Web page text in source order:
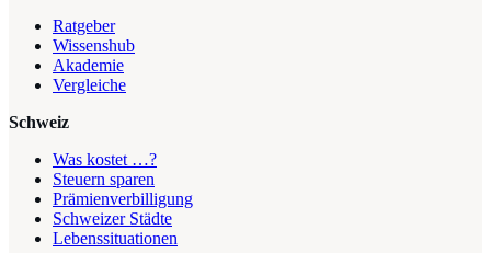
Ratgeber
Wissenshub
Akademie
Vergleiche
Schweiz
Was kostet …?
Steuern sparen
Prämienverbilligung
Schweizer Städte
Lebenssituationen